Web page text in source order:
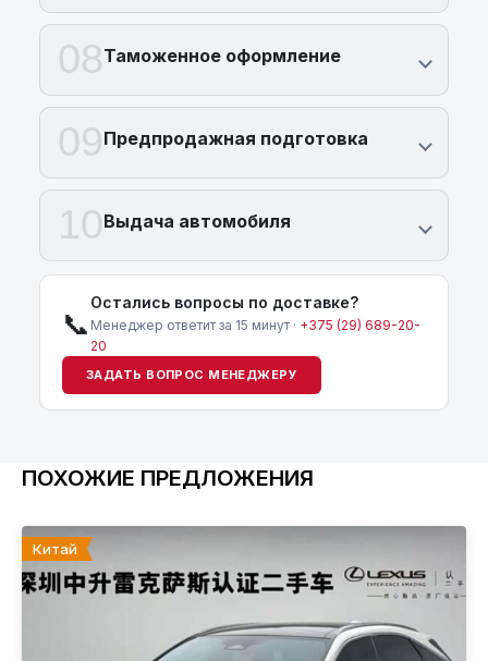
08Таможенное оформление
09Предпродажная подготовка
10Выдача автомобиля
📞
Остались вопросы по доставке?
Менеджер ответит за 15 минут · +375 (29) 689-20-
20
ЗАДАТЬ ВОПРОС МЕНЕДЖЕРУ
ПОХОЖИЕ ПРЕДЛОЖЕНИЯ
Китай